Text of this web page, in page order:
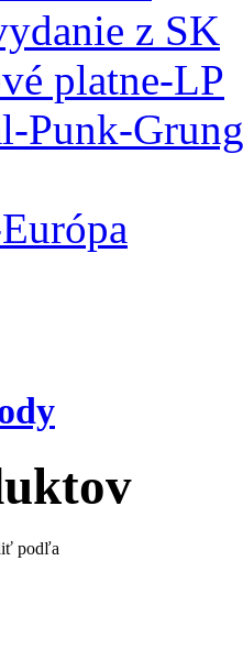
z SK
platne-LP
Punk-
podľa